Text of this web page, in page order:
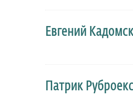
Евгений
Патрик